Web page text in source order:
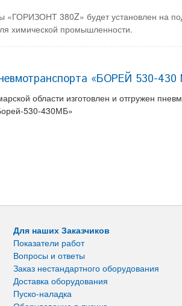
«ГОРИЗОНТ 380Z» будет установлен на
химической промышленности.
«БОРЕЙ 530-
области изготовлен и отгружен
530-430МБ»
Для наших Заказчиков
Показатели работ
Вопросы и ответы
Заказ нестандартного оборудования
Доставка оборудования
Пуско-наладка